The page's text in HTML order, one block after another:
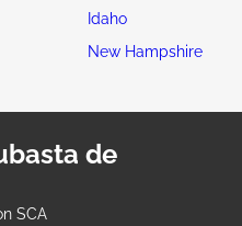
Idaho
New Hampshire
de
SCA